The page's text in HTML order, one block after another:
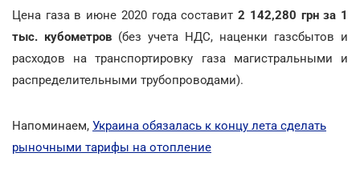
Цена газа в июне 2020 года составит 2 142,280 грн за 1
тыс. кубометров (без учета НДС, наценки газсбытов и
расходов на транспортировку газа магистральными и
распределительными трубопроводами).
Напоминаем, Украина обязалась к концу лета сделать
рыночными тарифы на отопление